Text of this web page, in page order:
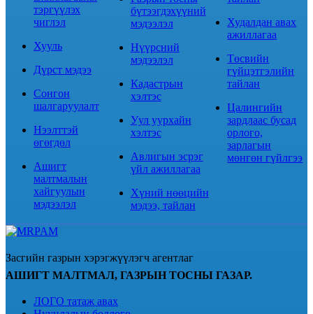
тэргүүлэх
чиглэл
Хууль
Дүрст мэдээ
Сонгон
шалгаруулалт
Нээлттэй
өгөгдөл
Ашигт
малтмалын
хайгуулын
мэдээлэл
бүтээгдэхүүний
мэдээлэл
Нүүрсний
мэдээлэл
Кадастрын
хэлтэс
Уул уурхайн
хэлтэс
Авлигын эсрэг
үйл ажиллагаа
Хүний нөөцийн
мэдээ, тайлан
Худалдан авах
ажиллагаа
Төсвийн
гүйцэтгэлийн
тайлан
Цалингийн
зардлаас бусад
орлого,
зарлагын
мөнгөн гүйлгээ
Засгийн газрын хэрэгжүүлэгч агентлаг
АШИГТ МАЛТМАЛ, ГАЗРЫН ТОСНЫ ГАЗАР.
ЛОГО татаж авах